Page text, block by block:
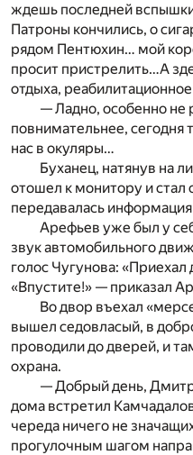
ждешь последней
Патроны кончились, о
рядом Пентюхин… мой
просит пристрелить…А
отдыха,
— Ладно, особенно не
повнимательнее, сегодня
нас в окуляры…
Буханец, натянув на
отошел к монитору и стал
передавалась
Арефьев уже был у
звук автомобильного
голос Чугунова:
«Впустите!» — приказал
Во двор въехал
вышел седовласый, в
проводили до дверей, и
охрана.
— Добрый день,
дома встретил
череда ничего не
прогулочным шагом